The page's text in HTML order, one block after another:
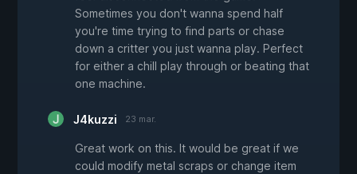
Sometimes you don't wanna spend half
you're time trying to find parts or chase
down a critter you just wanna play. Perfect
for either a chill play through or beating that
one machine.
J4kuzzi 23 mar.
Great work on this. It would be great if we
could modify metal scraps or change item